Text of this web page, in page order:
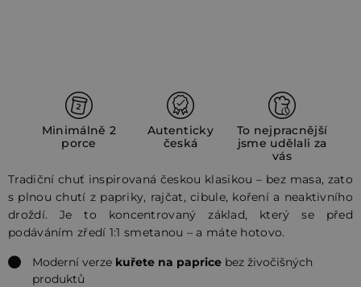
Minimálně 2
porce
Autenticky
česká
To nejpracnější
jsme udělali za
vás
Tradiční chuť inspirovaná českou klasikou – bez masa, zato
s plnou chutí z papriky, rajčat, cibule, koření a neaktivního
droždí. Je to koncentrovaný základ, který se před
podáváním zředí 1:1 smetanou – a máte hotovo.
Moderní verze kuřete na paprice bez živočišných
produktů